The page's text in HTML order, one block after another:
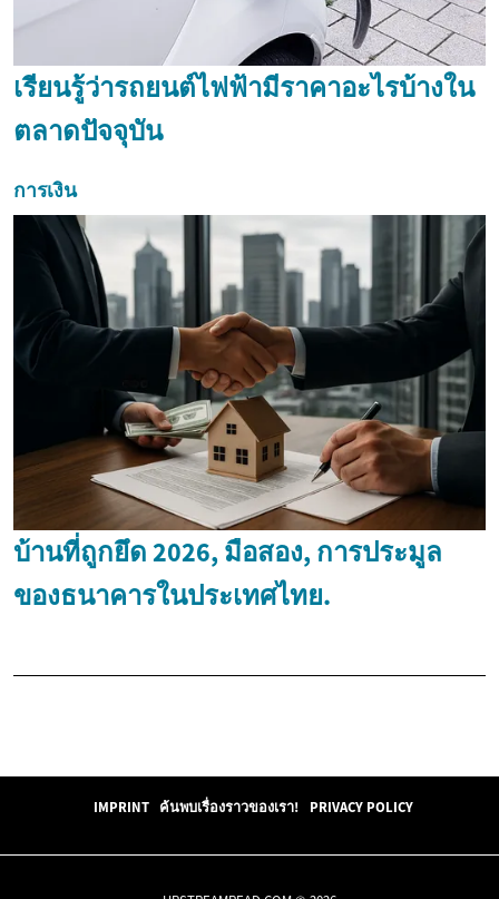
เรียนรู้ว่ารถยนต์ไฟฟ้ามีราคาอะไรบ้างใน
ตลาดปัจจุบัน
การเงิน
บ้านที่ถูกยึด 2026, มือสอง, การประมูล
ของธนาคารในประเทศไทย.
IMPRINT ค้นพบเรื่องราวของเรา! PRIVACY POLICY